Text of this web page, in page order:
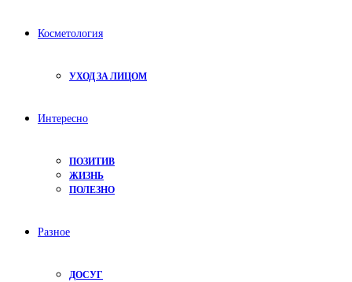
Косметология
УХОД ЗА ЛИЦОМ
Интересно
ПОЗИТИВ
ЖИЗНЬ
ПОЛЕЗНО
Разное
ДОСУГ